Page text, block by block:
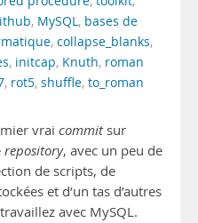
, MySQL, bases de
, collapse_blanks,
, initcap, Knuth, roman
, rot5, shuffle, to_roman
vrai commitsur
repository, avec un peu de
de scripts, de
et d’un tas d’autres
avec MySQL.